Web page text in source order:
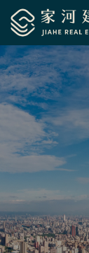
公司簡介
房市新訊
熱銷建案
經典個案
聯絡我們